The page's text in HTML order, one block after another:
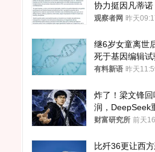
协力挺因凡蒂诺
今后应继续在其
观察者网 昨天
继6岁女童离世
死于基因编辑试
年才对外披露
有料新语 昨天
炸了！梁文锋回
润，DeepSeek
财富研究所 前天
比歼36更让西